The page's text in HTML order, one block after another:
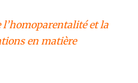
l’homoparentalité et la
en matière